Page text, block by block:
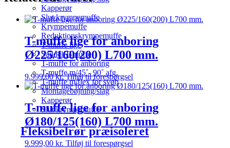
Kapperør
Slut krympemuffe
Krympemuffe
Reduktionskrympemuffe
T-muffe lige
Saddel T-muffe
T-muffe for anboring
T-muffe m/45˚- 90˚ afg.
T-muffe m/flex for svøb
Montagebøjning/slag
Kapperør
Slut krympemuffe
Fleksibelrør præisoleret
T-muffe lige for anboring
Ø225/160(200) L700 mm.
9.999,00kr. Tilføj til forespørgsel
T-muffe lige for anboring
Ø180/125(160) L700 mm.
9.999,00 kr. Tilføj til forespørgsel